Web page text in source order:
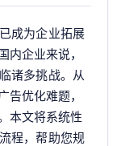
成为企业拓展
企业来说，
诸多挑战。从
优化难题，
本文将系统性
程，帮助您规